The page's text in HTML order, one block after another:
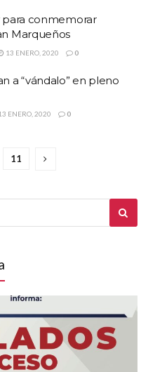
para conmemorar
Marqueños
13 ENERO, 2020 0
a “vándalo” en pleno
ENERO, 2020 0
11